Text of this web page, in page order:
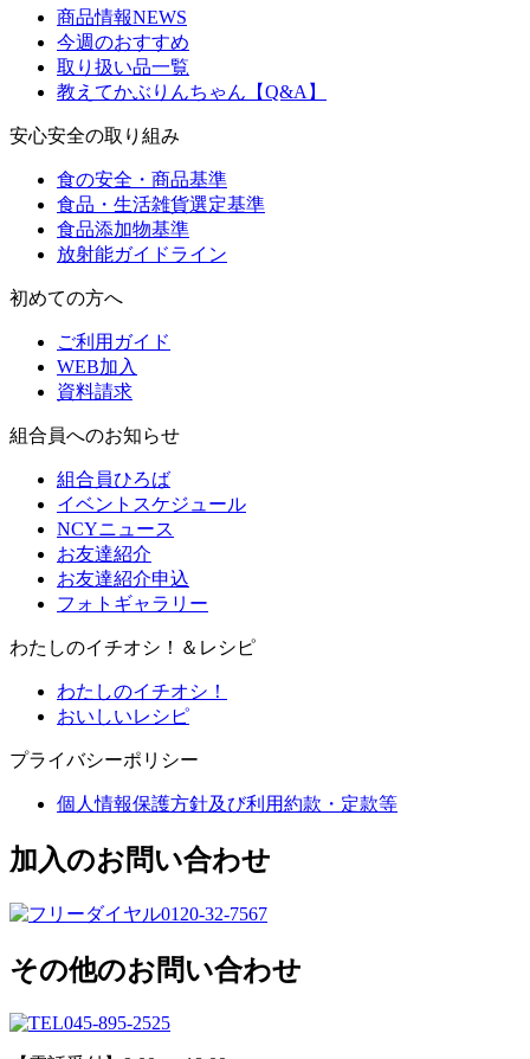
商品情報NEWS
今週のおすすめ
取り扱い品一覧
教えてかぶりんちゃん【Q&A】
安心安全の取り組み
食の安全・商品基準
食品・生活雑貨選定基準
食品添加物基準
放射能ガイドライン
初めての方へ
ご利用ガイド
WEB加入
資料請求
組合員へのお知らせ
組合員ひろば
イベントスケジュール
NCYニュース
お友達紹介
お友達紹介申込
フォトギャラリー
わたしのイチオシ！＆レシピ
わたしのイチオシ！
おいしいレシピ
プライバシーポリシー
個人情報保護方針及び利用約款・定款等
加入のお問い合わせ
0120-32-7567
その他のお問い合わせ
045-895-2525